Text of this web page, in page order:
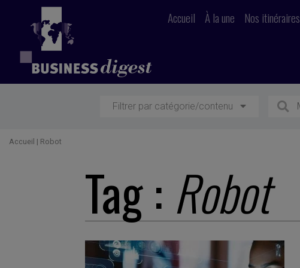
Accueil À la une Nos itinéraires
Filtrer par catégorie/contenu
Accueil | Robot
Tag : Robot